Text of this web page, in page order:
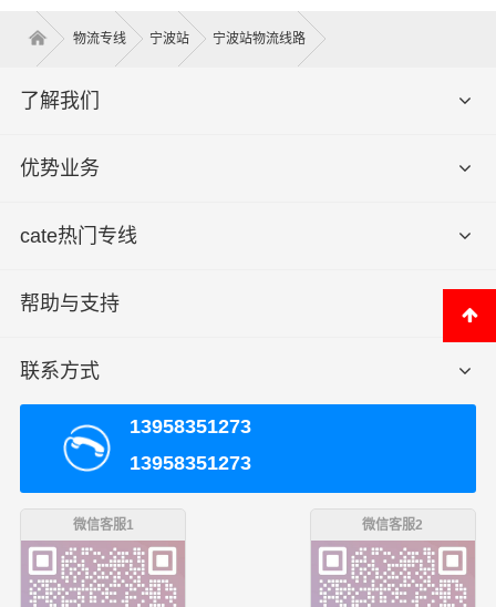
物流专线 宁波站 宁波站物流线路
了解我们
优势业务
cate热门专线
帮助与支持
联系方式
13958351273
13958351273
微信客服1 微信客服2